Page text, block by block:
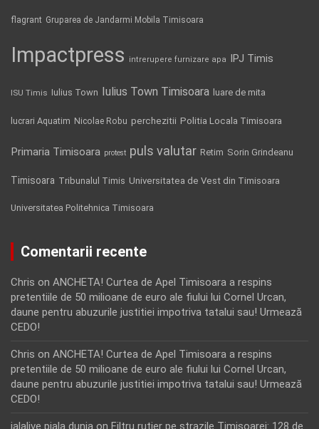
flagrant Gruparea de Jandarmi Mobila Timisoara
Impactpress intrerupere furnizare apa IPJ Timis
ISU Timis Iulius Town Iulius Town Timisoara luare de mita
lucrari Aquatim Nicolae Robu perchezitii Politia Locala Timisoara
Primaria Timisoara protest puls valutar Retim Sorin Grindeanu
Timisoara Tribunalul Timis Universitatea de Vest din Timisoara
Universitatea Politehnica Timisoara
Comentarii recente
Chris on ANCHETA! Curtea de Apel Timisoara a respins
pretentiile de 50 milioane de euro ale fiului lui Cornel Urcan,
daune pentru abuzurile justitiei impotriva tatalui sau! Urmează
CEDO!
Chris on ANCHETA! Curtea de Apel Timisoara a respins
pretentiile de 50 milioane de euro ale fiului lui Cornel Urcan,
daune pentru abuzurile justitiei impotriva tatalui sau! Urmează
CEDO!